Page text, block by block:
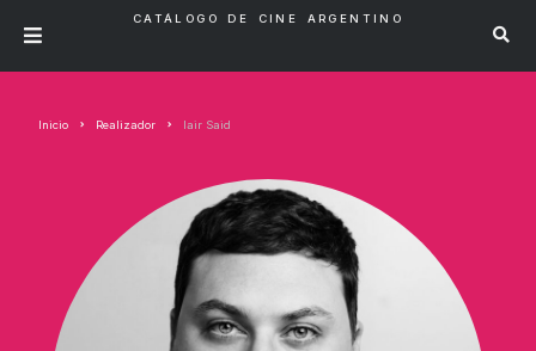
CATÁLOGO DE CINE ARGENTINO
Inicio Realizador Iair Said